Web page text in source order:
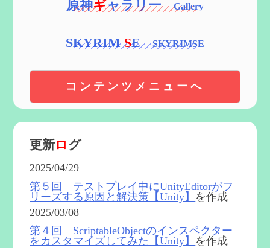
原神ギャラリー
SKYRIMSE
コンテンツメニューへ
更新ロ グ
2025/04/29
第５回 テストプレイ中にUnityEditorがフ
リーズする原因と解決策【Unity】 を作成
2025/03/08
第４回 ScriptableObjectのインスペクター
をカスタマイズしてみた【Unity】 を作成